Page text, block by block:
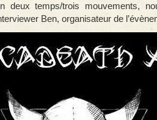
deux temps/trois mouvements,
Ben, organisateur de